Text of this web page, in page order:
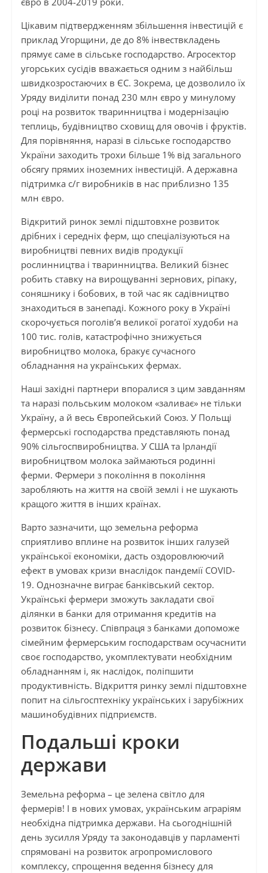
Цікавим підтвердженням збільшення інвестицій є
приклад Угорщини, де до 8% інвествкладень
прямує саме в сільське господарство. Агросектор
угорських сусідів вважається одним з найбільш
швидкозростаючих в ЄС. Зокрема, це дозволило їх
Уряду виділити понад 230 млн євро у минулому
році на розвиток тваринництва і модернізацію
теплиць, будівництво сховищ для овочів і фруктів.
Для порівняння, наразі в сільське господарство
України заходить трохи більше 1% від загального
обсягу прямих іноземних інвестицій. А державна
підтримка с/г виробників в нас приблизно 135
млн євро.
Відкритий ринок землі підштовхне розвиток
дрібних і середніх ферм, що спеціалізуються на
виробництві певних видів продукції
рослинництва і тваринництва. Великий бізнес
робить ставку на вирощуванні зернових, ріпаку,
соняшнику і бобових, в той час як садівництво
знаходиться в занепаді. Кожного року в Україні
скорочується поголів’я великої рогатої худоби на
100 тис. голів, катастрофічно знижується
виробництво молока, бракує сучасного
обладнання на українських фермах.
Наші західні партнери впоралися з цим завданням
та наразі польським молоком «заливає» не тільки
Україну, а й весь Європейський Союз. У Польщі
фермерські господарства представляють понад
90% сільгоспвиробництва. У США та Ірландії
виробництвом молока займаються родинні
ферми. Фермери з покоління в покоління
заробляють на життя на своїй землі і не шукають
кращого життя в інших країнах.
Варто зазначити, що земельна реформа
сприятливо вплине на розвиток інших галузей
української економіки, дасть оздоровлюючий
ефект в умовах кризи внаслідок пандемії COVID-
19. Однозначне виграє банківський сектор.
Українські фермери зможуть закладати свої
ділянки в банки для отримання кредитів на
розвиток бізнесу. Співпраця з банками допоможе
сімейним фермерським господарствам осучаснити
своє господарство, укомплектувати необхідним
обладнанням і, як наслідок, поліпшити
продуктивність. Відкриття ринку землі підштовхне
попит на сільгосптехніку українських і зарубіжних
машинобудівних підприємств.
Подальші кроки
держави
Земельна реформа – це зелена світло для
фермерів! І в нових умовах, українським аграріям
необхідна підтримка держави. На сьогоднішній
день зусилля Уряду та законодавців у парламенті
спрямовані на розвиток агропромислового
комплексу, спрощення ведення бізнесу для